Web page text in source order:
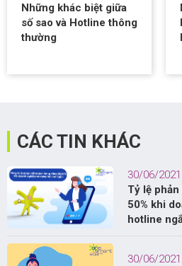
Những khác biệt giữa
số sao và Hotline thông
thường
CÁC TIN KHÁC
30/06/2021
Tỷ lệ
50% khi
hotline
30/06/2021